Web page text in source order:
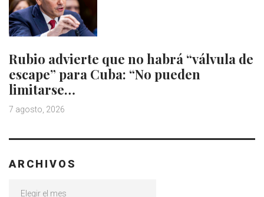
Rubio advierte que no habrá “válvula de
escape” para Cuba: “No pueden
limitarse…
7 agosto, 2026
ARCHIVOS